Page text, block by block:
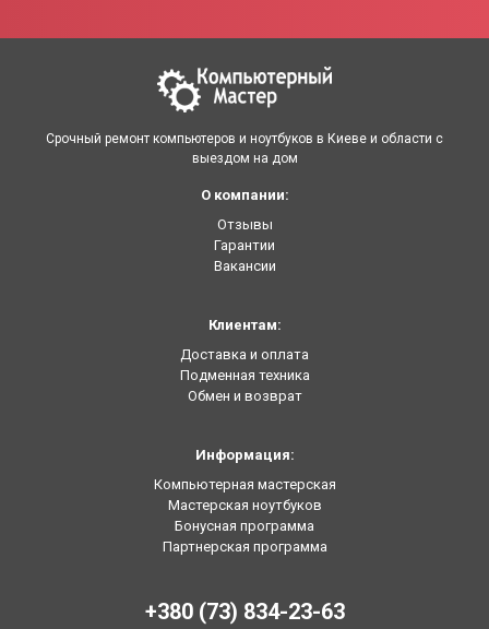
Срочный ремонт компьютеров и ноутбуков в Киеве и области с
выездом на дом
О компании:
Отзывы
Гарантии
Вакансии
Клиентам:
Доставка и оплата
Подменная техника
Обмен и возврат
Информация:
Компьютерная мастерская
Мастерская ноутбуков
Бонусная программа
Партнерская программа
+380 (73) 834-23-63